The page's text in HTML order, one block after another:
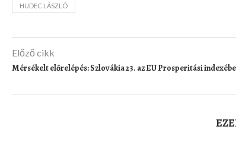
HUDEC LÁSZLÓ
Előző cikk
Mérsékelt előrelépés: Szlovákia 23. az EU Prosperitási